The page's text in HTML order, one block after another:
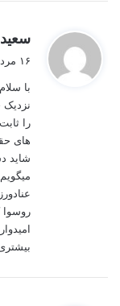
سعید
۱۶ مرداد ۱۳۹۵ در ۲:۲۴ ب٫ظ
با
نزدیک
را
های
شاید
روسوا